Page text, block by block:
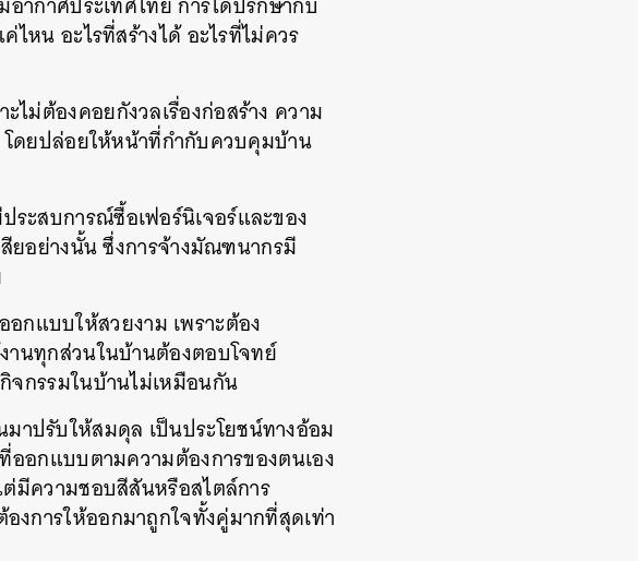
หน อะไรที่สร้างได้ อะไรที่ไม่ควร
ไม่ต้องคอยกังวลเรื่องก่อสร้าง ความ
โดยปล่อยให้หน้าที่กำกับควบคุมบ้าน
ะสบการณ์ซื้อเฟอร์นิเจอร์และของ
ยอย่างนั้น ซึ่งการจ้างมัณฑนากรมี
กแบบให้สวยงาม เพราะต้อง
นทุกส่วนในบ้านต้องตอบโจทย์
กรรมในบ้านไม่เหมือนกัน
าปรับให้สมดุล เป็นประโยชน์ทางอ้อม
อกแบบตามความต้องการของตนเอง
มีความชอบสีสันหรือสไตล์การ
การให้ออกมาถูกใจทั้งคู่มากที่สุดเท่า